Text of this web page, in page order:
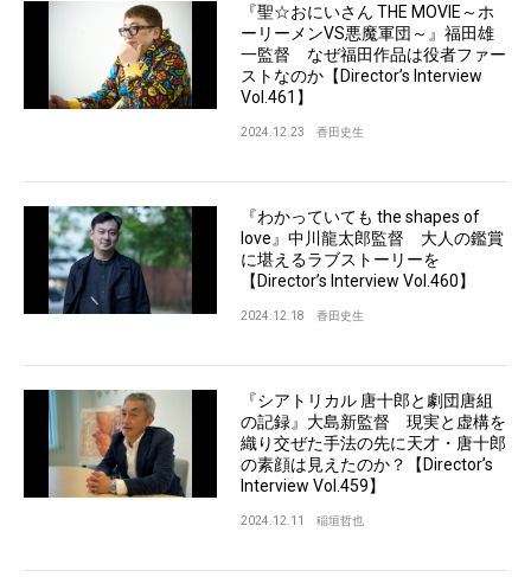
『聖☆おにいさん THE MOVIE～ホ
ーリーメンVS悪魔軍団～』福田雄
一監督 なぜ福田作品は役者ファー
ストなのか【Director’s Interview
Vol.461】
2024.12.23 香田史生
『わかっていても the shapes of
love』中川龍太郎監督 大人の鑑賞
に堪えるラブストーリーを
【Director’s Interview Vol.460】
2024.12.18 香田史生
『シアトリカル 唐十郎と劇団唐組
の記録』大島新監督 現実と虚構を
織り交ぜた手法の先に天才・唐十郎
の素顔は見えたのか？【Director’s
Interview Vol.459】
2024.12.11 稲垣哲也